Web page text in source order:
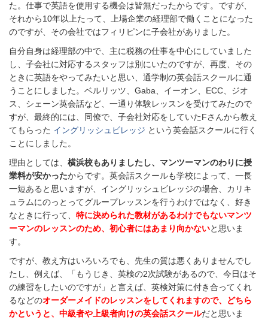
た。仕事で英語を使用する機会は皆無だったからです。ですが、
それから10年以上たって、上場企業の経理部で働くことになった
のですが、その会社ではフィリピンに子会社がありました。
自分自身は経理部の中で、主に税務の仕事を中心にしていました
し、子会社に対応するスタッフは別にいたのですが、再度、その
ときに英語をやってみたいと思い、通学制の英会話スクールに通
うことにしました。ベルリッツ、Gaba、イーオン、ECC、ジオ
ス、シェーン英会話など、一通り体験レッスンを受けてみたので
すが、最終的には、同僚で、子会社対応をしていたFさんから教え
てもらった イングリッシュビレッジ という英会話スクールに行く
ことにしました。
理由としては、 横浜校もありましたし、マンツーマンのわりに授
業料が安かったからです。英会話スクールも学校によって、一長
一短あると思いますが、イングリッシュビレッジの場合、カリキ
ュラムにのっとってグループレッスンを行うわけではなく、好き
なときに行って、 特に決められた教材があるわけでもないマンツ
ーマンのレッスンのため、初心者にはあまり向かないと思いま
す。
ですが、教え方はいろいろでも、先生の質は悪くありませんでし
たし、例えば、「もうじき、英検の2次試験があるので、今日はそ
の練習をしたいのですが」と言えば、英検対策に付き合ってくれ
るなどのオーダーメイドのレッスンをしてくれますので、どちら
かというと、中級者や上級者向けの英会話スクールだと思いま